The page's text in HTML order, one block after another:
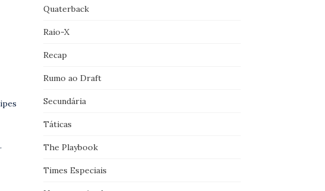
Quaterback
Raio-X
Recap
Rumo ao Draft
Secundária
Táticas
The Playbook
Times Especiais